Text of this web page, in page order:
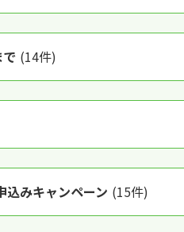
(14件)
込みキャンペーン (15件)